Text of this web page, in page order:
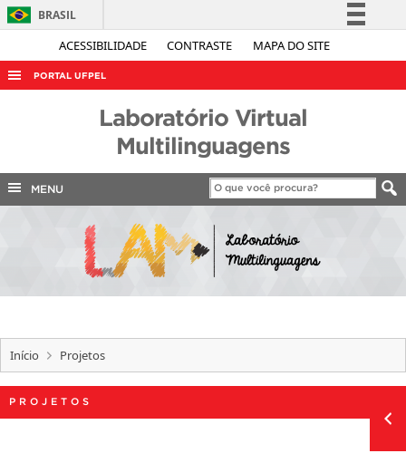
ACESSIBILIDADE CONTRASTE MAPA DO SITE
BRASIL
Simplifique!
Acesso à informação
Legislação
Canais
PORTAL UFPEL
INTERNACIONAL
TELEFONES
Laboratório Virtual
Multilinguagens
MENU
Início Projetos
PROJETOS